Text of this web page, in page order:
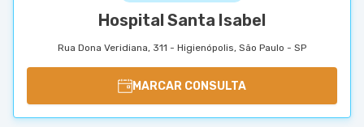
Hospital Santa Isabel
Rua Dona Veridiana, 311 - Higienópolis, São Paulo - SP
MARCAR CONSULTA